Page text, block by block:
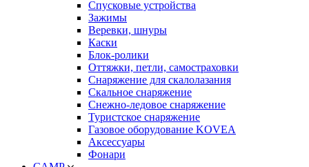
Спусковые устройства
Зажимы
Веревки, шнуры
Каски
Блок-ролики
Оттяжки, петли, самостраховки
Снаряжение для скалолазания
Скальное снаряжение
Снежно-ледовое снаряжение
Туристское снаряжение
Газовое оборудование KOVEA
Аксессуары
Фонари